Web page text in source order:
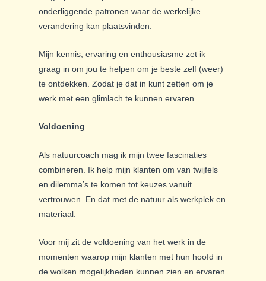
onderliggende patronen waar de werkelijke
verandering kan plaatsvinden.
Mijn kennis, ervaring en enthousiasme zet ik
graag in om jou te helpen om je beste zelf (weer)
te ontdekken. Zodat je dat in kunt zetten om je
werk met een glimlach te kunnen ervaren.
Voldoening
Als natuurcoach mag ik mijn twee fascinaties
combineren. Ik help mijn klanten om van twijfels
en dilemma’s te komen tot keuzes vanuit
vertrouwen. En dat met de natuur als werkplek en
materiaal.
Voor mij zit de voldoening van het werk in de
momenten waarop mijn klanten met hun hoofd in
de wolken mogelijkheden kunnen zien en ervaren